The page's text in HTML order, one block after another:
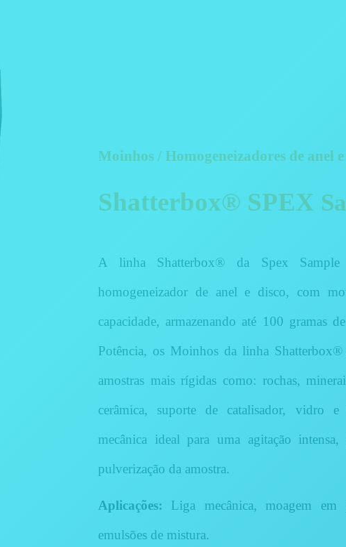
Moinhos / Homogeneizadores de anel
Shatterbox® SPEX
A linha Shatterbox® da Spex
homogeneizador de anel e disco, com
capacidade, armazenando até 100 gramas
Potência, os Moinhos da linha
amostras mais rígidas como: rochas,
cerâmica, suporte de catalisador, vidro e
mecânica ideal para uma agitação
pulverização da amostra.
Aplicações: Liga mecânica, moagem
emulsões de mistura.